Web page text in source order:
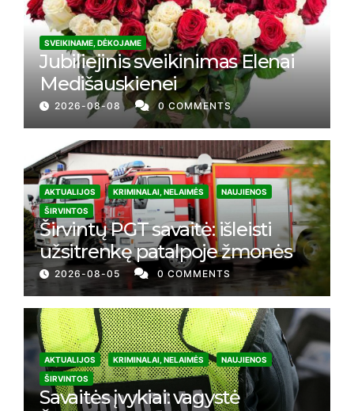
SVEIKINAME, DĖKOJAME
Jubiliejinis sveikinimas Elenai
Medišauskienei
2026-08-08 0 COMMENTS
AKTUALIJOS KRIMINALAI, NELAIMĖS
NAUJIENOS
ŠIRVINTOS
Širvintų PGT savaitė: išleisti
užsitrenkę patalpoje žmonės
2026-08-05 0 COMMENTS
AKTUALIJOS KRIMINALAI, NELAIMĖS
NAUJIENOS
ŠIRVINTOS
Savaitės įvykiai: vagystė